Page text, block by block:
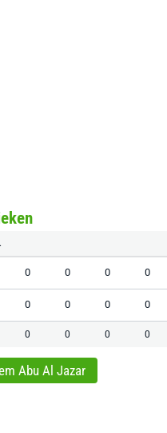
0 0 0 0
0 0 0 0
0 0 0 0
Abu Al Jazar